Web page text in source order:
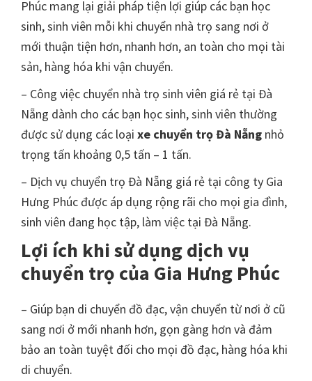
Phúc mang lại giải pháp tiện lợi giúp các bạn học
sinh, sinh viên mỗi khi chuyển nhà trọ sang nơi ở
mới thuận tiện hơn, nhanh hơn, an toàn cho mọi tài
sản, hàng hóa khi vận chuyển.
– Công việc chuyển nhà trọ sinh viên giá rẻ tại Đà
Nẵng dành cho các bạn học sinh, sinh viên thường
được sử dụng các loại xe chuyển trọ Đà Nẵng nhỏ
trọng tấn khoảng 0,5 tấn – 1 tấn.
– Dịch vụ chuyển trọ Đà Nẵng giá rẻ tại công ty Gia
Hưng Phúc được áp dụng rộng rãi cho mọi gia đình,
sinh viên đang học tập, làm việc tại Đà Nẵng.
Lợi ích khi sử dụng dịch vụ
chuyển trọ của Gia Hưng Phúc
– Giúp bạn di chuyển đồ đạc, vận chuyển từ nơi ở cũ
sang nơi ở mới nhanh hơn, gọn gàng hơn và đảm
bảo an toàn tuyệt đối cho mọi đồ đạc, hàng hóa khi
di chuyển.